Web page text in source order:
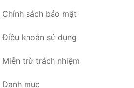
Chính sách bảo mật
Điều khoản sử dụng
Miễn trừ trách nhiệm
Danh mục